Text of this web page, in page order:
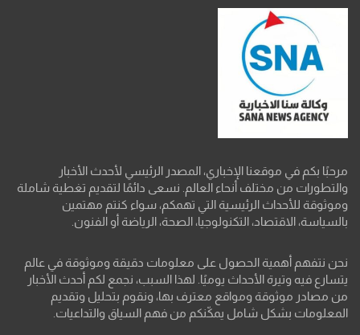
مرحبًا بكم في موقعنا الإخباري، المصدر الرئيسي لأحدث الأخبار
والتطورات من مختلف أنحاء العالم. نسعى دائمًا لتقديم تغطية شاملة
وموثوقة للأحداث الرئيسية التي تهمكم، سواء كنتم مهتمين
بالسياسة، الاقتصاد، التكنولوجيا، الصحة، الرياضة أو الفنون.
نحن نتفهم أهمية الحصول على معلومات دقيقة وموثوقة في عالم
يتسارع فيه وتيرة الأحداث يوميًا. لهذا السبب، نجمع لكم أحدث الأخبار
من مصادر موثوقة ومواقع معترف بها، ونقوم بتحليل وتقديم
المعلومات بشكل شامل يمكّنكم من فهم السياق والتداعيات.